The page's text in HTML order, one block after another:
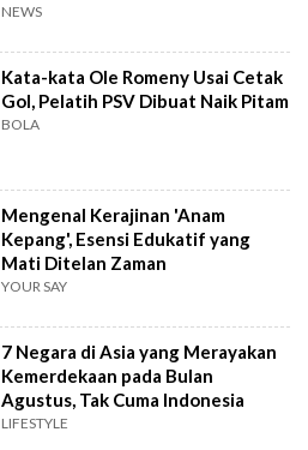
NEWS
Kata-kata Ole Romeny Usai Cetak
Gol, Pelatih PSV Dibuat Naik Pitam
BOLA
Mengenal Kerajinan 'Anam
Kepang', Esensi Edukatif yang
Mati Ditelan Zaman
YOUR SAY
7 Negara di Asia yang Merayakan
Kemerdekaan pada Bulan
Agustus, Tak Cuma Indonesia
LIFESTYLE